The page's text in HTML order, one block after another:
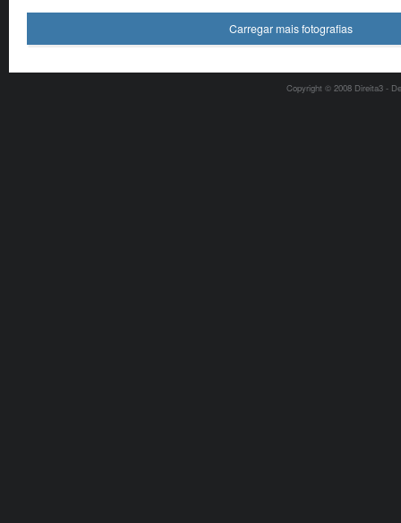
Carregar mais fotografias
Copyright © 2008 Direita3 -